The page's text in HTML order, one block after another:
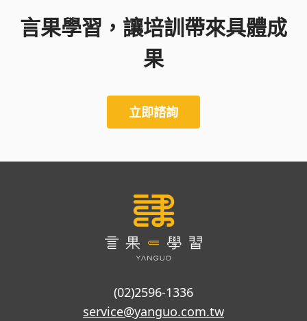
言果學習，讓培訓帶來具體成
果
立即諮詢
(02)2596-1336
service@yanguo.com.tw